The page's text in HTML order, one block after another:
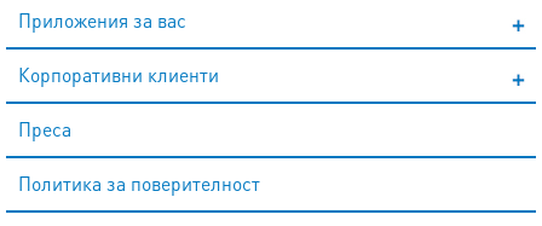
Приложения за вас
Корпоративни клиенти
Преса
Политика за поверителност